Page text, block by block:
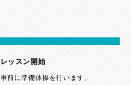
レッスン開始
事前に準備体操を行います。